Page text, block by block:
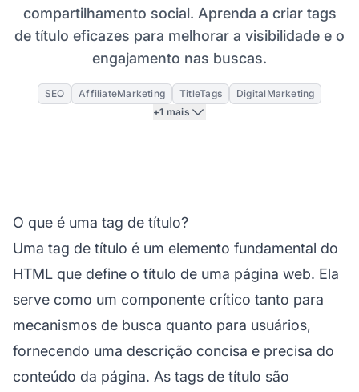
compartilhamento social. Aprenda a criar tags
de título eficazes para melhorar a visibilidade e o
engajamento nas buscas.
SEO AffiliateMarketing TitleTags
DigitalMarketing
+1 mais
O que é uma tag de título?
Uma tag de título é um elemento fundamental do
HTML que define o título de uma página web. Ela
serve como um componente crítico tanto para
mecanismos de busca quanto para usuários,
fornecendo uma descrição concisa e precisa do
conteúdo da página. As tags de título são